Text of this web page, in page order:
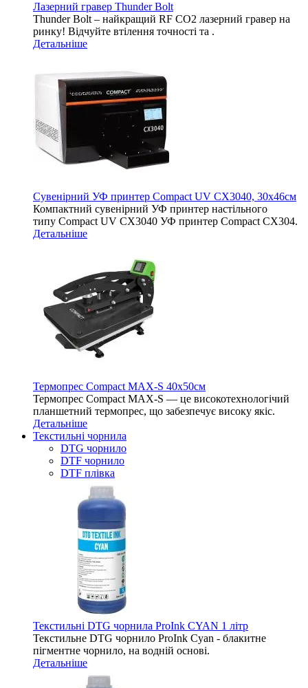
Лазерний гравер Thunder Bolt
Thunder Bolt – найкращий RF CO2 лазерний гравер на
ринку! Відчуйте втілення точності та .
Детальніше
Сувенірний УФ принтер Compact UV CX3040, 30х46см
Компактний сувенірний УФ принтер настільного
типу Compact UV CX3040 УФ принтер Compact CX304.
Детальніше
Термопрес Compact MAX-S 40х50см
Термопрес Compact MAX-S — це високотехнологічий
планшетний термопрес, що забезпечує високу якіс.
Детальніше
Текстильні чорнила
DTG чорнило
DTF чорнило
DTF плівка
Текстильні DTG чорнила ProInk CYAN 1 літр
Текстильне DTG чорнило ProInk Cyan - блакитне
пігментне чорнило, на водній основі.
Детальніше